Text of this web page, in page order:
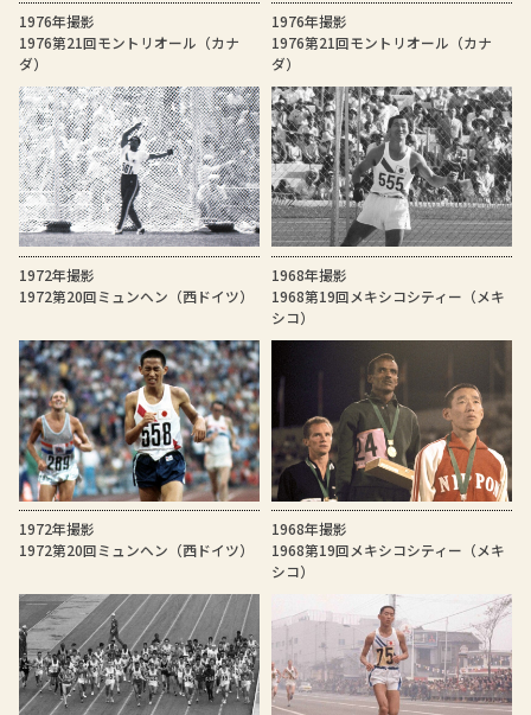
1976年撮影
1976第21回モントリオール（カナ
ダ）
1976年撮影
1976第21回モントリオール（カナ
ダ）
1972年撮影
1972第20回ミュンヘン（西ドイツ）
1968年撮影
1968第19回メキシコシティー（メキ
シコ）
1972年撮影
1972第20回ミュンヘン（西ドイツ）
1968年撮影
1968第19回メキシコシティー（メキ
シコ）